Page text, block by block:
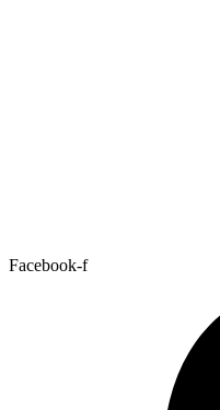
Facebook-f